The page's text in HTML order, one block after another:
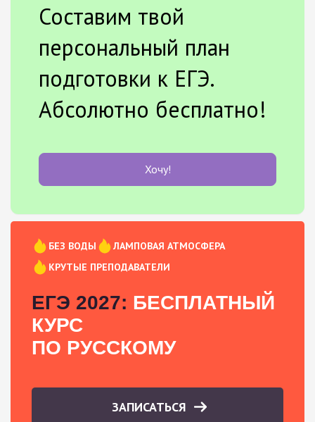
Составим твой
персональный план
подготовки к ЕГЭ.
Абсолютно бесплатно!
Хочу!
БЕЗ ВОДЫ
ЛАМПОВАЯ АТМОСФЕРА
КРУТЫЕ ПРЕПОДАВАТЕЛИ
ЕГЭ 2027: БЕСПЛАТНЫЙ
КУРС
ПО РУССКОМУ
ЗАПИСАТЬСЯ